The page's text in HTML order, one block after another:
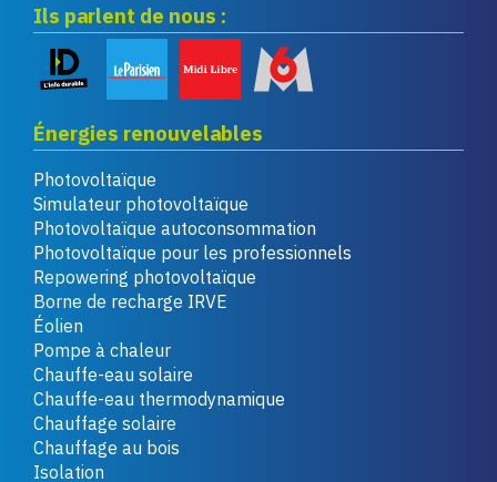
Ils parlent de nous :
Énergies renouvelables
Photovoltaïque
Simulateur photovoltaïque
Photovoltaïque autoconsommation
Photovoltaïque pour les professionnels
Repowering photovoltaïque
Borne de recharge IRVE
Éolien
Pompe à chaleur
Chauffe-eau solaire
Chauffe-eau thermodynamique
Chauffage solaire
Chauffage au bois
Isolation